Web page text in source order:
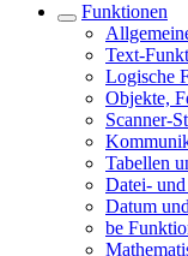
Funktionen
Text-
Logische
Objekte,
Scanner-
Tabellen
Datei-
Datum
be